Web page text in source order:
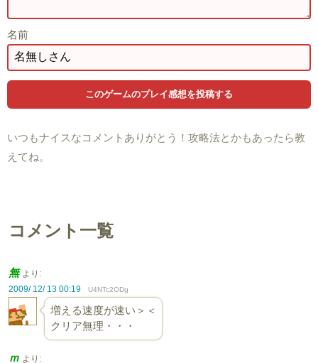
名前
いつもナイスなコメントありがとう！攻略法とかもあったら教
えてね。
コメント一覧
無 より:
2009/ 12/ 13 00:19
U4NTc2ODg
増える速度が速い＞＜
クリア無理・・・
ｍ より: